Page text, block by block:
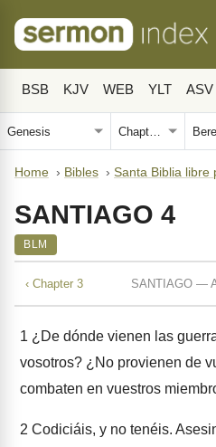
BSB KJV WEB YLT ASV
Home › Bibles › Santa Biblia libre
SANTIAGO 4
BLM
‹ Chapter 3 SANTIAGO —
1 ¿De dónde vienen las
vosotros? ¿No provienen de
combaten en vuestros
2 Codiciáis, y no tenéis.